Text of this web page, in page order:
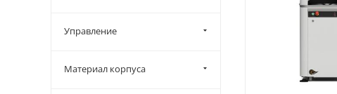
Управление
Материал корпуса